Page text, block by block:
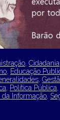
Cidadania
Educação
Política Pública
da Informação